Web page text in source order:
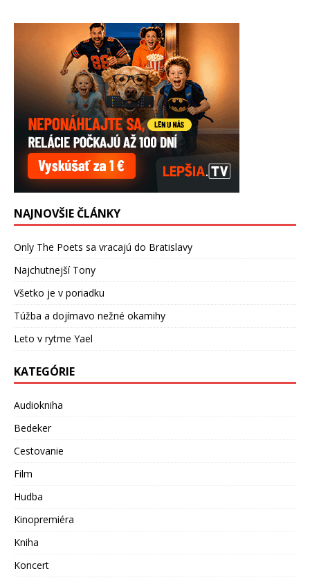
NAJNOVŠIE ČLÁNKY
Only The Poets sa vracajú do Bratislavy
Najchutnejší Tony
Všetko je v poriadku
Túžba a dojímavo nežné okamihy
Leto v rytme Yael
KATEGÓRIE
Audiokniha
Bedeker
Cestovanie
Film
Hudba
Kinopremiéra
Kniha
Koncert